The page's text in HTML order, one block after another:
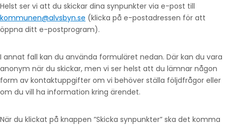
Helst ser vi att du skickar dina synpunkter via e-post till
kommunen@alvsbyn.se (klicka på e-postadressen för att
öppna ditt e-postprogram).
I annat fall kan du använda formuläret nedan. Där kan du vara
anonym när du skickar, men vi ser helst att du lämnar någon
form av kontaktuppgifter om vi behöver ställa följdfrågor eller
om du vill ha information kring ärendet.
När du klickat på knappen ”Skicka synpunkter” ska det komma